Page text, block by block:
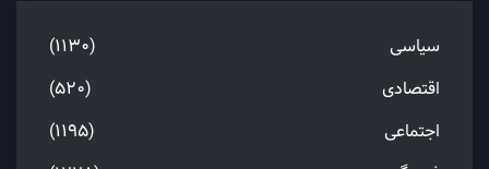
سیاسی
(1130)
اقتصادی
(520)
اجتماعی
(1195)